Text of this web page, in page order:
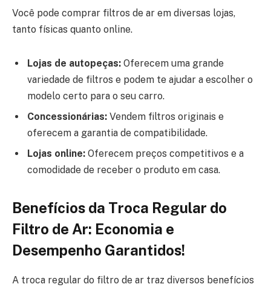
Você pode comprar filtros de ar em diversas lojas,
tanto físicas quanto online.
Lojas de autopeças: Oferecem uma grande
variedade de filtros e podem te ajudar a escolher o
modelo certo para o seu carro.
Concessionárias: Vendem filtros originais e
oferecem a garantia de compatibilidade.
Lojas online: Oferecem preços competitivos e a
comodidade de receber o produto em casa.
Benefícios da Troca Regular do
Filtro de Ar: Economia e
Desempenho Garantidos!
A troca regular do filtro de ar traz diversos benefícios